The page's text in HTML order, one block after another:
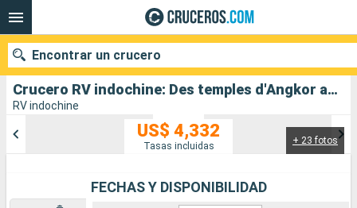
Crucero RV indochine: Des temples d'Angkor au delta du Mékong salida desde Siem Reap
RV indochine
+ 23 fotos
US$ 4,332
Tasas incluidas
FECHAS Y DISPONIBILIDAD
Encontrar un crucero